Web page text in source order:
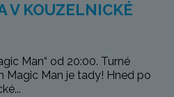
V KOUZELNICKÉ
Man“ od 20:00. Turné
Magic Man je tady! Hned po